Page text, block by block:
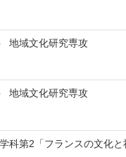
地域文化研究専攻
地域文化研究専攻
第2「フランスの文化と